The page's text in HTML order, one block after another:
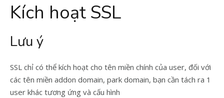
Kích hoạt SSL
Lưu ý
SSL chỉ có thể kích hoạt cho tên miền chính của user, đối với
các tên miền addon domain, park domain, bạn cần tách ra 1
user khác tương ứng và cấu hình